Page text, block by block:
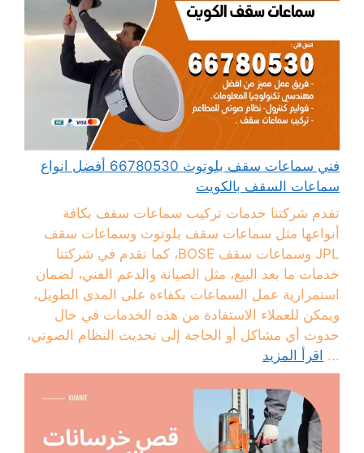
فني سماعات سقف بلوتوث 66780530 أفضل انواع
سماعات السقف بالكويت
تقدم شركتنا خدمات تركيب سماعات سقف بكافة
أنواعها مثل سماعات سقف بلوتوث وسماعات سقف
JPL وسماعات سقف BOSE، كما نقدم في شركتنا
خدمات ما بعد البيع، مثل الصيانة والدعم الفني، لضمان
استمرارية عمل السماعات بكفاءة على المدى الطويل،
ويمكن للعملاء الاستفادة من هذه الخدمات في حال
حدوث أي مشاكل أو الحاجة إلى تحديث النظام الصوتي،
... اقرأ المزيد